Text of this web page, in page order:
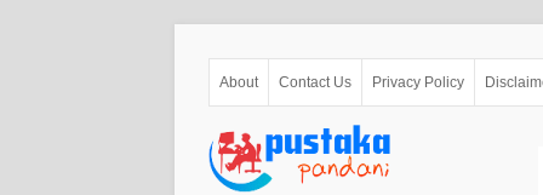
About Contact Us Privacy Policy